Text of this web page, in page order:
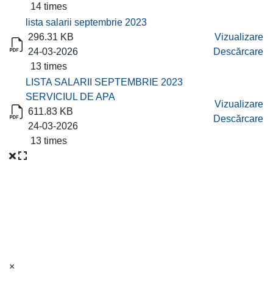
14 times
lista salarii septembrie 2023
296.31 KB
24-03-2026
13 times
Vizualizare
Descărcare
LISTA SALARII SEPTEMBRIE 2023
SERVICIUL DE APA
611.83 KB
24-03-2026
13 times
Vizualizare
Descărcare
×